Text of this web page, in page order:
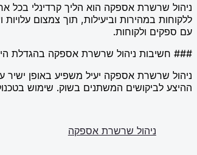
ניהול שרשרת אספקה הוא הליך קרדינלי בכל
ללקוחות במהירות וביעילות, תוך צמצום
עם ספקים ולקוחות.
### חשיבות ניהול שרשרת אספקה בהגדלת
ניהול שרשרת אספקה יעיל משפיע באופן ישיר
ההיצע לביקושים המשתנים בשוק. שימוש
ניהול שרשרת אספקה